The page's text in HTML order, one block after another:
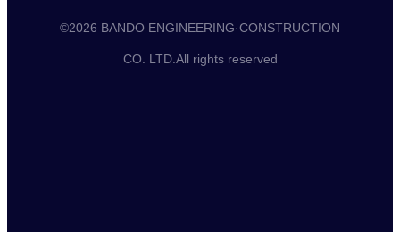
©2026 BANDO ENGINEERING·CONSTRUCTION
CO. LTD.All rights reserved